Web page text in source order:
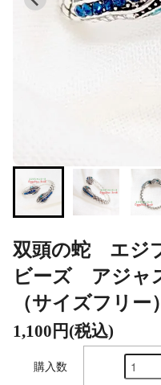
双頭の蛇 エジ
ビーズ アジャ
（サイズフリー
1,100円(税込)
購入数